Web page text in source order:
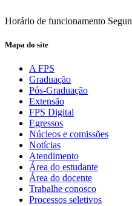
Horário de funcionamento
Mapa do site
A FPS
Graduação
Pós-Graduação
Extensão
FPS Digital
Egressos
Núcleos e comissões
Notícias
Atendimento
Área do estudante
Área do docente
Trabalhe conosco
Processos seletivos